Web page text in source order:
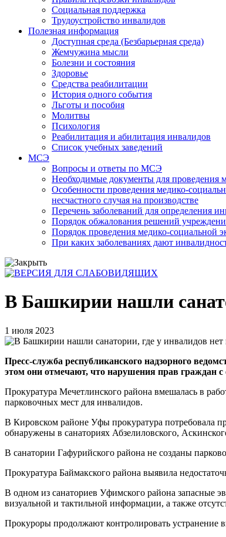
Социальная поддержка
Трудоустройство инвалидов
Полезная информация
Доступная среда (Безбарьерная среда)
Жемчужина мысли
Болезни и состояния
Здоровье
Средства реабилитации
История одного события
Льготы и пособия
Молитвы
Психология
Реабилитация и абилитация инвалидов
Список учебных заведений
МСЭ
Вопросы и ответы по МСЭ
Необходимые документы для проведения
Особенности проведения медико-
несчастного случая на производстве
Перечень заболеваний для определения
Порядок обжалования решений
Порядок проведения медико-социальной
При каких заболеваниях дают
В Башкирии нашли
1 июля 2023
Пресс-служба республиканского надзорного
этом они отмечают, что нарушения прав граждан
Прокуратура Мечетлинского района вмешалась в
парковочных мест для инвалидов.
В Кировском районе Уфы прокуратура потребовала
обнаружены в санаториях Абзелиловского,
В санатории Гафурийского района не созданы
Прокуратура Баймакского района выявила
В одном из санаториев Уфимского района запасные
визуальной и тактильной информации, а также
Прокуроры продолжают контролировать устранение